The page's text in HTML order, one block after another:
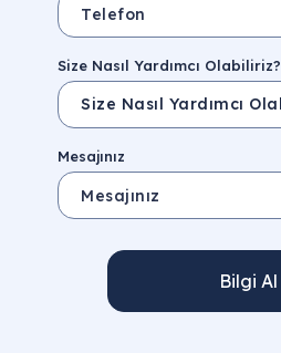
Size Nasıl Yardımcı Olabiliriz?
Mesajınız
Bilgi Al